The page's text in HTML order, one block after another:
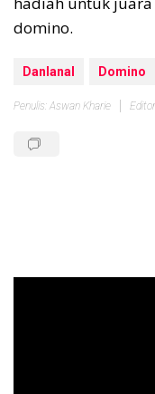
domino.
Danlanal Domino
Penulis: Aswan Kharie